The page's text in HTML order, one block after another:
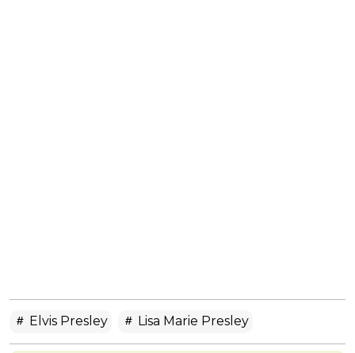
Elvis Presley Lisa Marie Presley